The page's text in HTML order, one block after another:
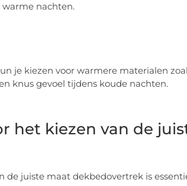
nachten.
je kiezen voor warmere materialen
knus gevoel tijdens koude nachten.
het kiezen van de
de juiste maat dekbedovertrek is